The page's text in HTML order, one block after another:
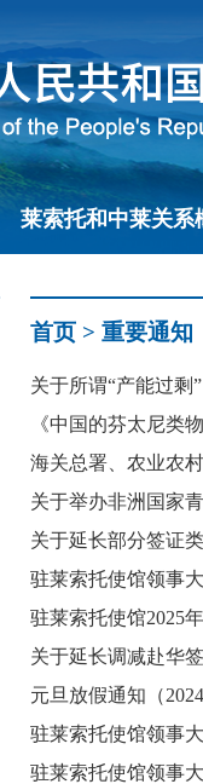
莱索托和中莱关系
首页 > 重要通知
关于所谓“产能过剩
《中国的芬太尼类
海关总署、农业农
关于举办非洲国家
关于延长部分签证
驻莱索托使馆领事
驻莱索托使馆2025
关于延长调减赴华
元旦放假通知（
驻莱索托使馆领事
驻莱索托使馆领事